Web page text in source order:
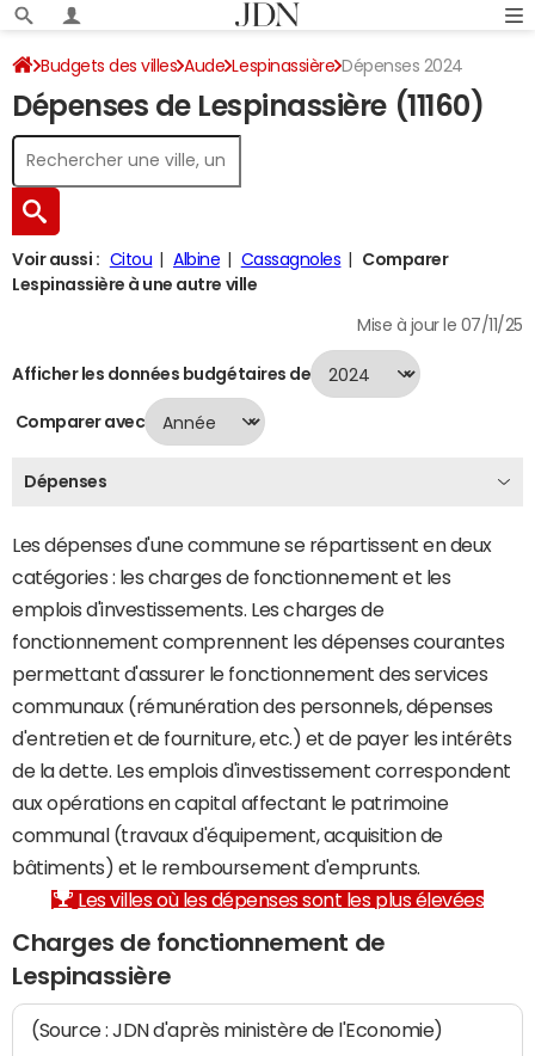
Budgets des villes Aude Lespinassière Dépenses 2024
Dépenses de Lespinassière (11160)
Voir aussi : Citou Albine Cassagnoles
Comparer
Lespinassière à une autre ville
Mise à jour le 07/11/25
Afficher les données budgétaires de
Comparer avec
Dépenses
Les dépenses d'une commune se répartissent en deux
catégories : les charges de fonctionnement et les
emplois d'investissements. Les charges de
fonctionnement comprennent les dépenses courantes
permettant d'assurer le fonctionnement des services
communaux (rémunération des personnels, dépenses
d'entretien et de fourniture, etc.) et de payer les intérêts
de la dette. Les emplois d'investissement correspondent
aux opérations en capital affectant le patrimoine
communal (travaux d'équipement, acquisition de
bâtiments) et le remboursement d'emprunts.
Les villes où les dépenses sont les plus élevées
Charges de fonctionnement de
Lespinassière
(Source : JDN d'après ministère de l'Economie)